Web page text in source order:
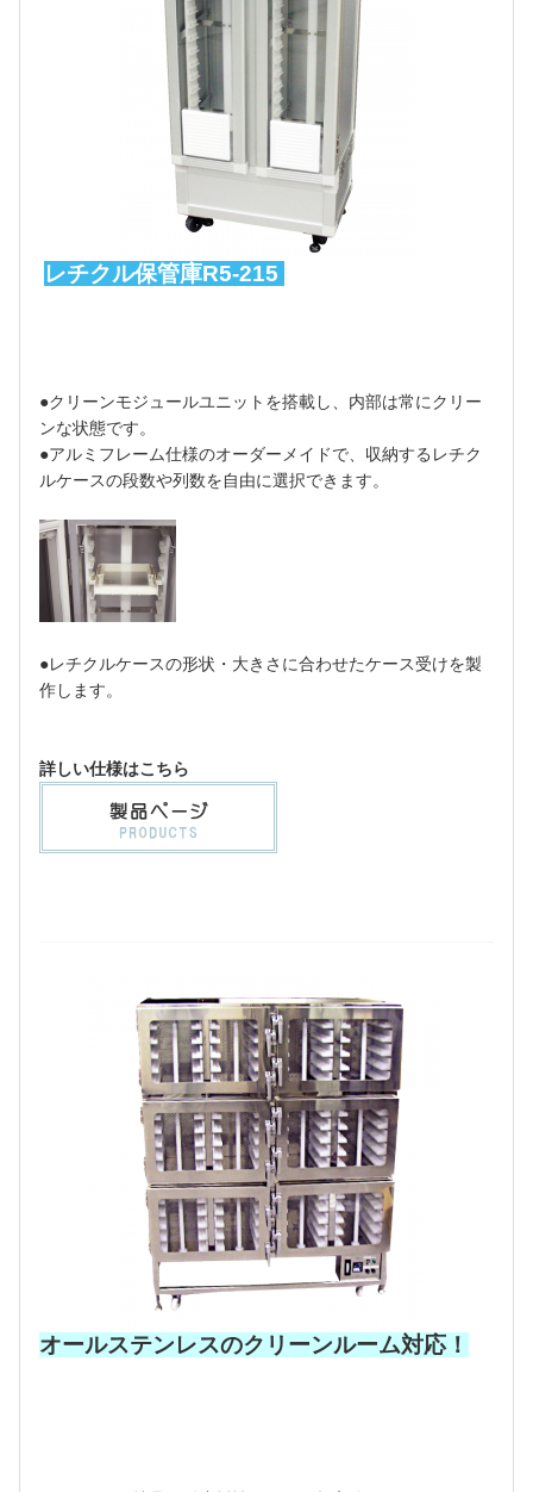
レチクル保管庫R5-215
●クリーンモジュールユニットを搭載し、内部は常にクリー
ンな状態です。
●アルミフレーム仕様のオーダーメイドで、収納するレチク
ルケースの段数や列数を自由に選択できます。
●レチクルケースの形状・大きさに合わせたケース受けを製
作します。
詳しい仕様はこちら
オールステンレスのクリーンルーム対応！